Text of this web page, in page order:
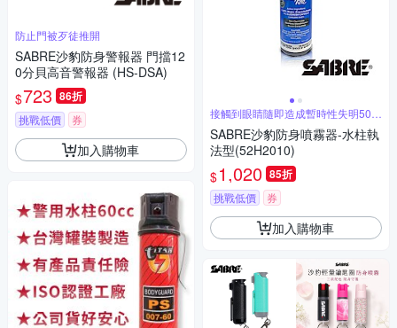
防止門被歹徒推開
SABRE沙豹防身警報器 門擋12
0分貝高音警報器 (HS-DSA)
$723 86折
挑戰低價 券
加入購物車
接觸到眼睛隨即造成暫時性失明50分
鐘
SABRE沙豹防身噴霧器-水柱執
法型(52H2010)
$1,020 85折
挑戰低價 券
加入購物車